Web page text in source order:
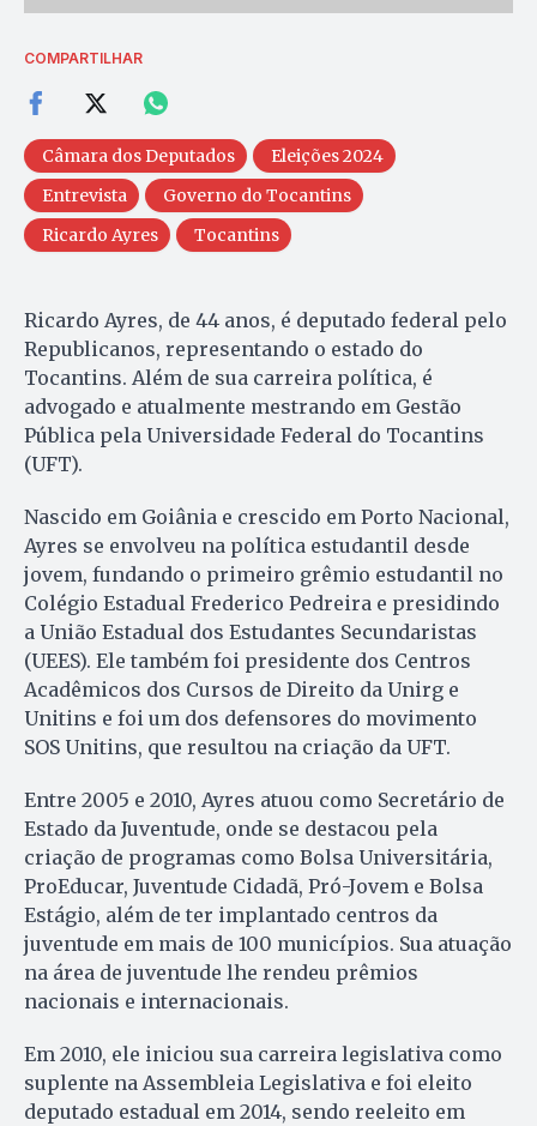
COMPARTILHAR
Câmara dos Deputados
Eleições 2024
Entrevista
Governo do Tocantins
Ricardo Ayres
Tocantins
Ricardo Ayres, de 44 anos, é deputado federal pelo
Republicanos, representando o estado do
Tocantins. Além de sua carreira política, é
advogado e atualmente mestrando em Gestão
Pública pela Universidade Federal do Tocantins
(UFT).
Nascido em Goiânia e crescido em Porto Nacional,
Ayres se envolveu na política estudantil desde
jovem, fundando o primeiro grêmio estudantil no
Colégio Estadual Frederico Pedreira e presidindo
a União Estadual dos Estudantes Secundaristas
(UEES). Ele também foi presidente dos Centros
Acadêmicos dos Cursos de Direito da Unirg e
Unitins e foi um dos defensores do movimento
SOS Unitins, que resultou na criação da UFT.
Entre 2005 e 2010, Ayres atuou como Secretário de
Estado da Juventude, onde se destacou pela
criação de programas como Bolsa Universitária,
ProEducar, Juventude Cidadã, Pró-Jovem e Bolsa
Estágio, além de ter implantado centros da
juventude em mais de 100 municípios. Sua atuação
na área de juventude lhe rendeu prêmios
nacionais e internacionais.
Em 2010, ele iniciou sua carreira legislativa como
suplente na Assembleia Legislativa e foi eleito
deputado estadual em 2014, sendo reeleito em